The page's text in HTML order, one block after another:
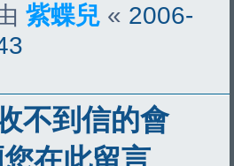
紫蝶兒 « 2006-
不到信的會
在此留言